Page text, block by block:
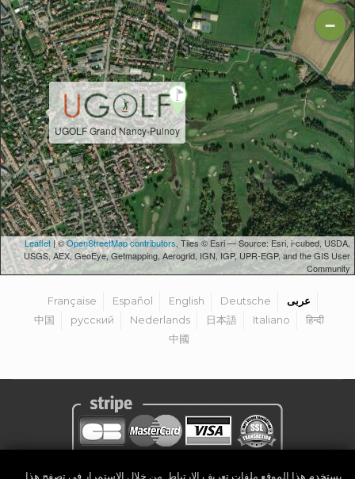
UGOLF Grand Nancy-Pulnoy
−
Leaflet| ©OpenStreetMap contributors, Tiles © Esri — Source: Esri, i-cubed, USDA,
USGS, AEX, GeoEye, Getmapping, Aerogrid, IGN, IGP, UPR-EGP, and the GIS User
Community
عربى Deutsche
English
Español
Française
हिन्दी
Italiano
日本語
Nederlands
русский
中国
中國
يستخدم هذا الموقع ملفات تعريف الارتباط. من خلال الاستمرار في تصفح هذا